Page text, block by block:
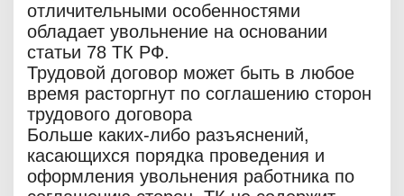
отличительными особенностями
обладает увольнение на основании
статьи 78 ТК РФ.
Трудовой договор может быть в любое
время расторгнут по соглашению сторон
трудового договора
Больше каких-либо разъяснений,
касающихся порядка проведения и
оформления увольнения работника по